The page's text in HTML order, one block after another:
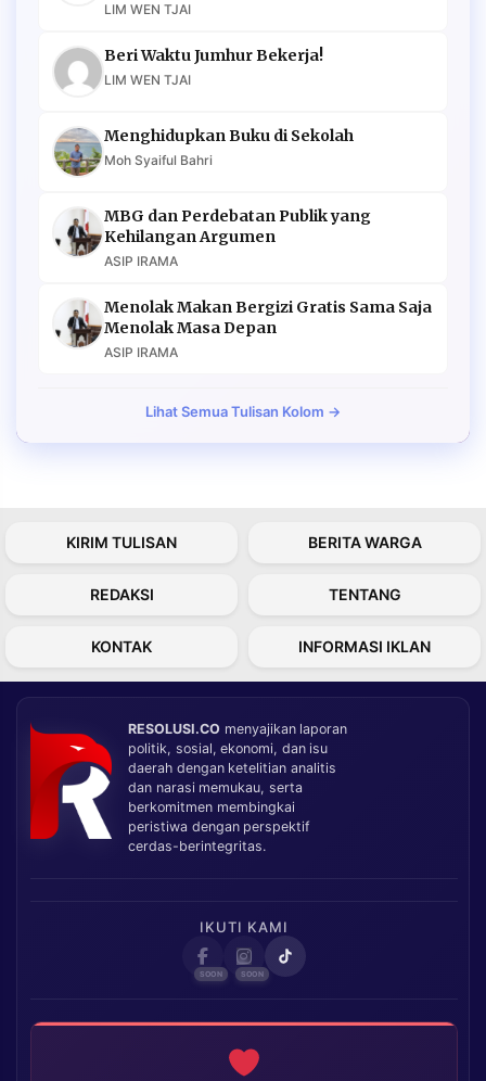
LIM WEN TJAI
Beri Waktu Jumhur Bekerja!
LIM WEN TJAI
Menghidupkan Buku di Sekolah
Moh Syaiful Bahri
MBG dan Perdebatan Publik yang
Kehilangan Argumen
ASIP IRAMA
Menolak Makan Bergizi Gratis Sama Saja
Menolak Masa Depan
ASIP IRAMA
Lihat Semua Tulisan Kolom →
KIRIM TULISAN BERITA WARGA
REDAKSI TENTANG
KONTAK INFORMASI IKLAN
RESOLUSI.CO menyajikan laporan
politik, sosial, ekonomi, dan isu
daerah dengan ketelitian analitis
dan narasi memukau, serta
berkomitmen membingkai
peristiwa dengan perspektif
cerdas-berintegritas.
IKUTI KAMI